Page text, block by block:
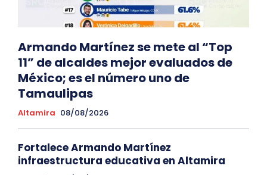
Armando Martínez se mete al “Top
11” de alcaldes mejor evaluados de
México; es el número uno de
Tamaulipas
Altamira 08/08/2026
Fortalece Armando Martínez
infraestructura educativa en Altamira